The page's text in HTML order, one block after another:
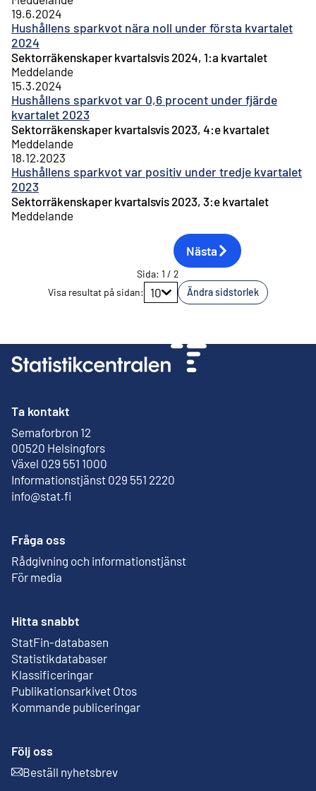
Hushållens sparkvot nära noll under första kvartalet
2024
19.6.2024
Sektorräkenskaper kvartalsvis 2024, 1:a kvartalet
Meddelande
Hushållens sparkvot var 0,6 procent under fjärde
kvartalet 2023
15.3.2024
Sektorräkenskaper kvartalsvis 2023, 4:e kvartalet
Meddelande
Hushållens sparkvot var positiv under tredje kvartalet
2023
18.12.2023
Sektorräkenskaper kvartalsvis 2023, 3:e kvartalet
Meddelande
Gå till sidan
Nästa
Sida: 1 / 2
Visa resultat på sidan: 10 Ändra sidstorlek
Ta kontakt
Semaforbron 12
00520 Helsingfors
Extern länk
Växel 029 551 1000
Informationstjänst 029 551 2220
info@stat.fi
Fråga oss
Rådgivning och informationstjänst
För media
Hitta snabbt
StatFin-databasen
Extern länk
Statistikdatabaser
Klassificeringar
Publikationsarkivet Otos
Extern länk
Kommande publiceringar
Följ oss
Beställ nyhetsbrev
Extern länk